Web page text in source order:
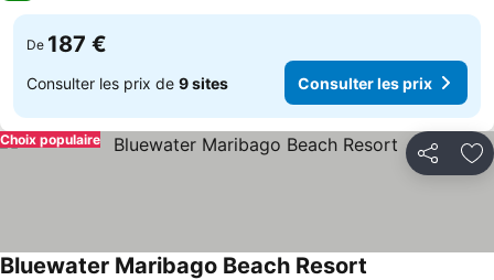
De 187 €
Consulter les prix de 9 sites Consulter les prix
Partager
Choix populaire
Bluewater Maribago Beach Resort